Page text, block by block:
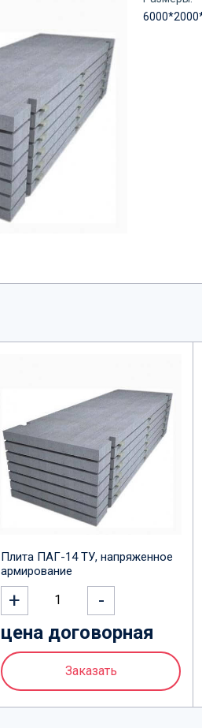
Плита ПАГ-14 ТУ, напряженное
армирование
+ 1 -
цена договорная
Заказать